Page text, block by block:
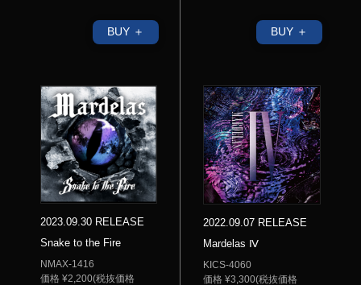
BUY ＋ BUY ＋
2023.09.30 RELEASE
Snake to the Fire
NMAX-1416
価格 ¥2,200(税抜価格
2022.09.07 RELEASE
Mardelas Ⅳ
KICS-4060
価格 ¥3,300(税抜価格